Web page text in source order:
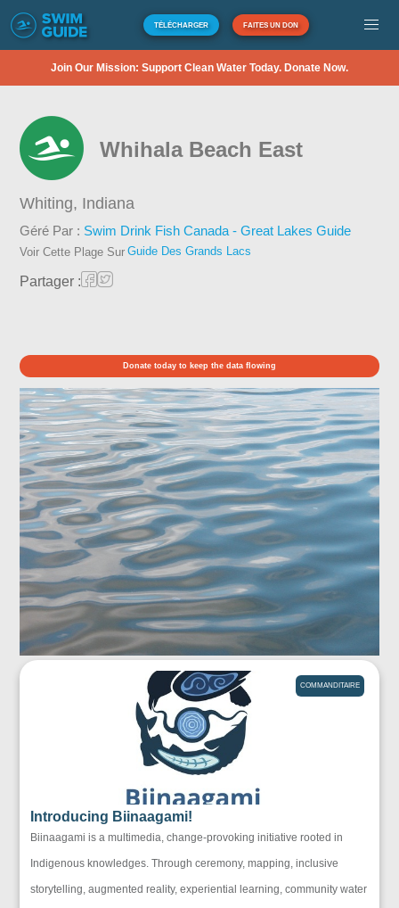
TÉLÉCHARGER FAITES UN DON
Join Our Mission: Support Clean Water Today. Donate Now.
Whihala Beach East
Whiting, Indiana
Géré Par : Swim Drink Fish Canada - Great Lakes Guide
Voir Cette Plage Sur Guide Des Grands Lacs
Partager :
Donate today to keep the data flowing
COMMANDITAIRE
Introducing Biinaagami!
Biinaagami is a multimedia, change-provoking initiative rooted in
Indigenous knowledges. Through ceremony, mapping, inclusive
storytelling, augmented reality, experiential learning, community water